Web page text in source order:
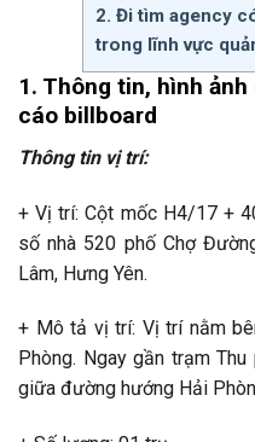
2. Đi tìm agency
trong lĩnh vực
1. Thông tin, hình
cáo billboard
Thông tin vị trí:
+ Vị trí: Cột mốc H4/17 +
số nhà 520 phố Chợ
Lâm, Hưng Yên.
+ Mô tả vị trí: Vị trí nằm
Phòng. Ngay gần trạm
giữa đường hướng Hải